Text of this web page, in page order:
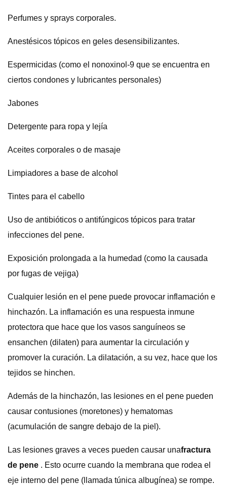
Perfumes y sprays corporales.
Anestésicos tópicos en geles desensibilizantes.
Espermicidas (como el nonoxinol-9 que se encuentra en
ciertos condones y lubricantes personales)
Jabones
Detergente para ropa y lejía
Aceites corporales o de masaje
Limpiadores a base de alcohol
Tintes para el cabello
Uso de antibióticos o antifúngicos tópicos para tratar
infecciones del pene.
Exposición prolongada a la humedad (como la causada
por fugas de vejiga)
Cualquier lesión en el pene puede provocar inflamación e
hinchazón. La inflamación es una respuesta inmune
protectora que hace que los vasos sanguíneos se
ensanchen (dilaten) para aumentar la circulación y
promover la curación. La dilatación, a su vez, hace que los
tejidos se hinchen.
Además de la hinchazón, las lesiones en el pene pueden
causar contusiones (moretones) y hematomas
(acumulación de sangre debajo de la piel).
Las lesiones graves a veces pueden causar unafractura
de pene . Esto ocurre cuando la membrana que rodea el
eje interno del pene (llamada túnica albugínea) se rompe.